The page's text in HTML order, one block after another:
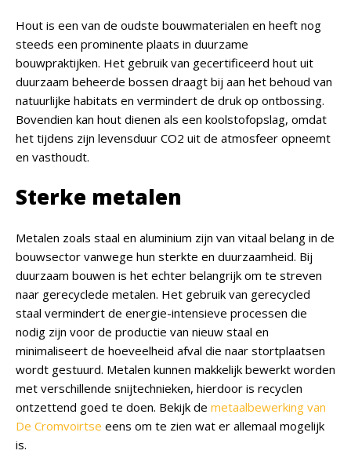
Hout is een van de oudste bouwmaterialen en heeft nog
steeds een prominente plaats in duurzame
bouwpraktijken. Het gebruik van gecertificeerd hout uit
duurzaam beheerde bossen draagt bij aan het behoud van
natuurlijke habitats en vermindert de druk op ontbossing.
Bovendien kan hout dienen als een koolstofopslag, omdat
het tijdens zijn levensduur CO2 uit de atmosfeer opneemt
en vasthoudt.
Sterke metalen
Metalen zoals staal en aluminium zijn van vitaal belang in de
bouwsector vanwege hun sterkte en duurzaamheid. Bij
duurzaam bouwen is het echter belangrijk om te streven
naar gerecyclede metalen. Het gebruik van gerecycled
staal vermindert de energie-intensieve processen die
nodig zijn voor de productie van nieuw staal en
minimaliseert de hoeveelheid afval die naar stortplaatsen
wordt gestuurd. Metalen kunnen makkelijk bewerkt worden
met verschillende snijtechnieken, hierdoor is recyclen
ontzettend goed te doen. Bekijk de metaalbewerking van
De Cromvoirtse eens om te zien wat er allemaal mogelijk
is.